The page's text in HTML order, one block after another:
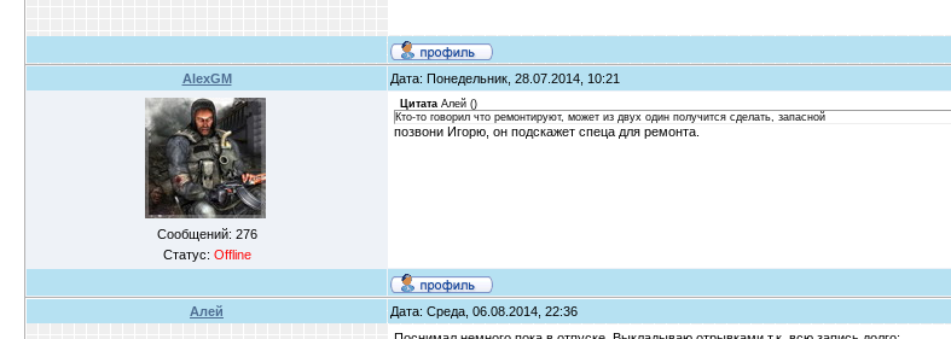
AlexGM Дата: Понедельник, 28.07.2014, 10:21
Сообщений: 276
Статус: Offline
Цитата Алей ()
Кто-то говорил что ремонтируют, может из двух один получится сделать, запасной
позвони Игорю, он подскажет спеца для ремонта.
Алей
Дата: Среда, 06.08.2014, 22:36